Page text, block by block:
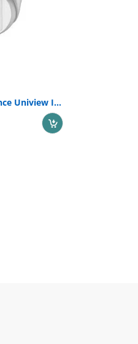
Caméra de Surveillance Uniview IPC3615LB-SF28-A